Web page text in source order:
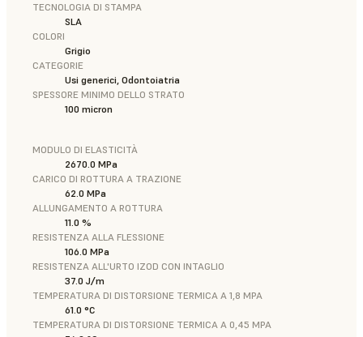
TECNOLOGIA DI STAMPA
SLA
COLORI
Grigio
CATEGORIE
Usi generici, Odontoiatria
SPESSORE MINIMO DELLO STRATO
100 micron
MODULO DI ELASTICITÀ
2670.0 MPa
CARICO DI ROTTURA A TRAZIONE
62.0 MPa
ALLUNGAMENTO A ROTTURA
11.0 %
RESISTENZA ALLA FLESSIONE
106.0 MPa
RESISTENZA ALL'URTO IZOD CON INTAGLIO
37.0 J/m
TEMPERATURA DI DISTORSIONE TERMICA A 1,8 MPA
61.0 °C
TEMPERATURA DI DISTORSIONE TERMICA A 0,45 MPA